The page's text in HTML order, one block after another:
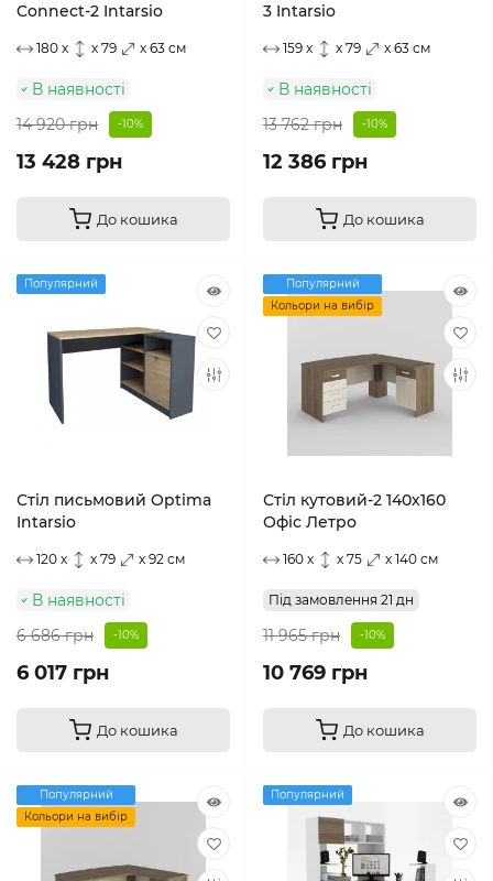
Connect-2 Intarsio
180 x x 79 x 63 см
В наявності
14 920 грн
-10%
13 428 грн
До кошика
3 Intarsio
159 x x 79 x 63 см
В наявності
13 762 грн
-10%
12 386 грн
До кошика
Популярний
Стіл письмовий Optima
Intarsio
120 x x 79 x 92 см
В наявності
6 686 грн
-10%
6 017 грн
До кошика
Популярний
Кольори на вибір
Стіл кутовий-2 140х160
Офіс Летро
160 x x 75 x 140 см
Під замовлення 21 дн
11 965 грн -10%
10 769 грн
До кошика
Популярний
Кольори на вибір
Популярний